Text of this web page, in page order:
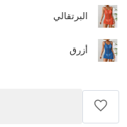
البرتقالي
أزرق